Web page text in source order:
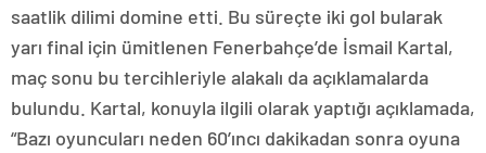
saatlik dilimi domine etti. Bu süreçte iki gol bularak
yarı final için ümitlenen Fenerbahçe’de İsmail Kartal,
maç sonu bu tercihleriyle alakalı da açıklamalarda
bulundu. Kartal, konuyla ilgili olarak yaptığı açıklamada,
“Bazı oyuncuları neden 60’ıncı dakikadan sonra oyuna